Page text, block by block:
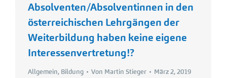
Absolventen/Absolventinnen in den
österreichischen Lehrgängen der
Weiterbildung haben keine eigene
Interessenvertretung!?
Allgemein, Bildung Von Martin Stieger März 2, 2019